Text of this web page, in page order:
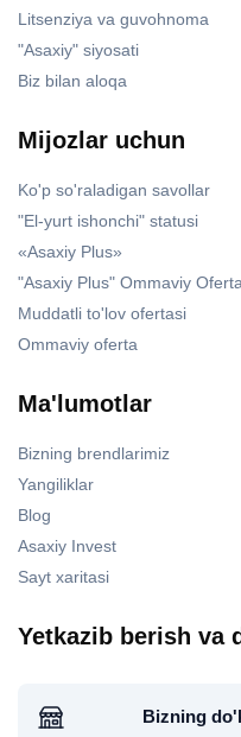
Litsenziya va guvohnoma
"Asaxiy" siyosati
Biz bilan aloqa
Mijozlar uchun
Ko'p so'raladigan savollar
"El-yurt ishonchi" statusi
«Asaxiy Plus»
"Asaxiy Plus" Ommaviy
Muddatli to'lov ofertasi
Ommaviy oferta
Ma'lumotlar
Bizning brendlarimiz
Yangiliklar
Blog
Asaxiy Invest
Sayt xaritasi
Yetkazib berish va
Bizning